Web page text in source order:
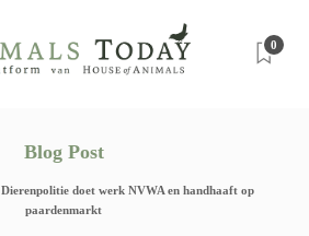
0
Blog Post
Dierenpolitie doet werk NVWA en handhaaft op
paardenmarkt